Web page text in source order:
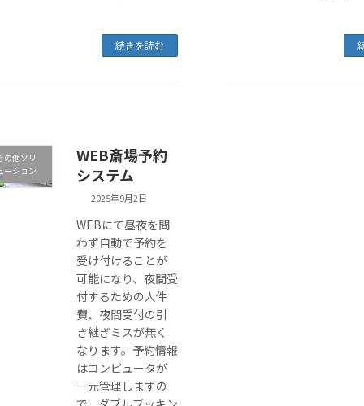
続きを読む
の他ソリ
ーション
WEB斎場予約
システム
2025年9月2日
WEBにて昼夜を問
わず自動で予約を
受け付けることが
可能になり、夜間受
付するための人件
費、夜間受付の引
き継ぎミスが無く
なります。予約情報
はコンピュータが
一元管理しますの